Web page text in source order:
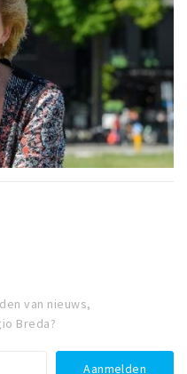
van nieuws,
Breda?